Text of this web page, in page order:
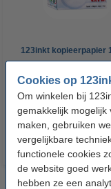
Cookies op
Om winkelen bij
gemakkelijk mogelijk
maken, gebruiken
vergelijkbare
functionele cookies
de website goed
hebben ze een
123inkt kopieerpapier
€ 33,50 Incl. 21%